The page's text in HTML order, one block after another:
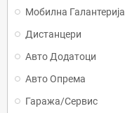
Мобилна Галантерија
Дистанцери
Авто Додатоци
Авто Опрема
Гаража/Сервис